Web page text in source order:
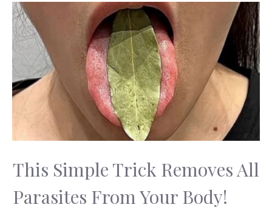
This Simple Trick Removes All
Parasites From Your Body!